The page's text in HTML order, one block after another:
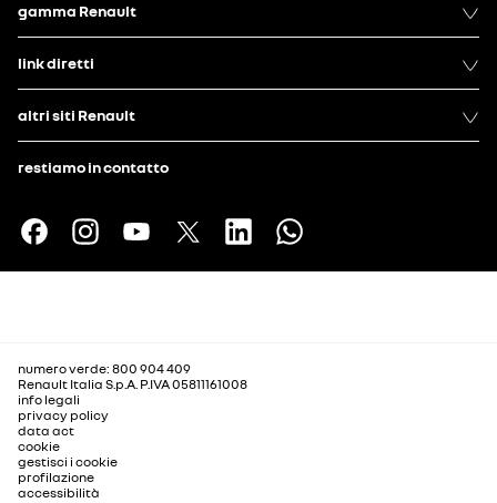
gamma Renault
link diretti
altri siti Renault
restiamo in contatto
numero verde: 800 904 409
Renault Italia S.p.A. P.IVA 05811161008
info legali
privacy policy
data act
cookie
gestisci i cookie
profilazione
accessibilità